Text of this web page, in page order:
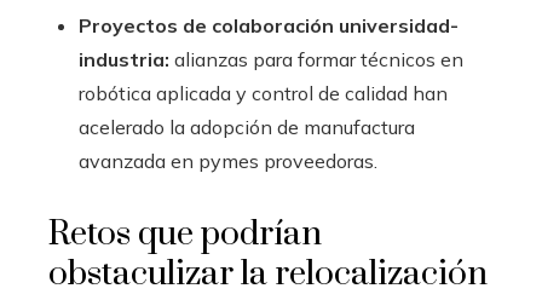
Proyectos de colaboración universidad-
industria: alianzas para formar técnicos en
robótica aplicada y control de calidad han
acelerado la adopción de manufactura
avanzada en pymes proveedoras.
Retos que podrían
obstaculizar la relocalización